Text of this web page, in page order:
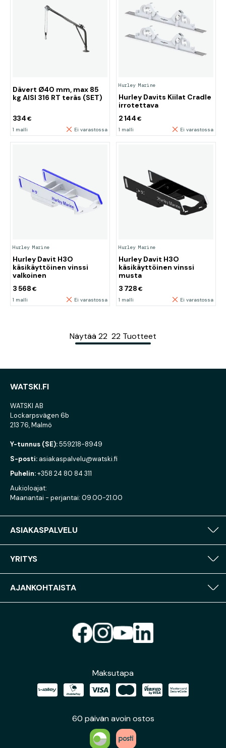
Dävert Ø40 mm, max 85
kg AISI 316 RT teräs (SET)
334 €
1 malli Ei varastossa
Hurley Marine
Hurley Davits Kiilat Cradle
irrotettava
2 144 €
1 malli Ei varastossa
Hurley Marine
Hurley Davit H3O
käsikäyttöinen vinssi
valkoinen
3 568 €
1 malli Ei varastossa
Hurley Marine
Hurley Davit H3O
käsikäyttöinen vinssi
musta
3 728 €
1 malli Ei varastossa
Näytää22 22 Tuotteet
WATSKI.FI
WATSKI AB
Lockarpsvägen 6b
213 76, Malmö
Y-tunnus (SE):559218-8949
S-posti: asiakaspalvelu@watski.fi
Puhelin:+358 24 80 84 311
Aukioloajat:
Maanantai - perjantai: 09.00-21.00
ASIAKASPALVELU
YRITYS
AJANKOHTAISTA
Maksutapa
60 päivän avoin ostos